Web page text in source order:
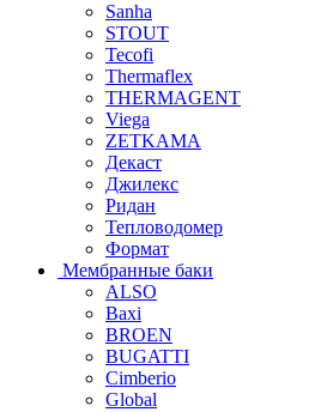
Sanha
STOUT
Tecofi
Thermaflex
THERMAGENT
Viega
ZETKAMA
Декаст
Джилекс
Ридан
Тепловодомер
Формат
Мембранные баки
ALSO
Baxi
BROEN
BUGATTI
Cimberio
Global